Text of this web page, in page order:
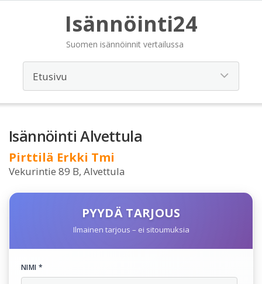
Isännöinti24
Suomen isännöinnit vertailussa
Isännöinti Alvettula
Pirttilä Erkki Tmi
Vekurintie 89 B, Alvettula
PYYDÄ TARJOUS
Ilmainen tarjous – ei sitoumuksia
NIMI *